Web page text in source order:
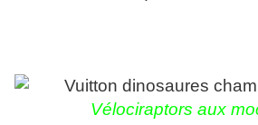
Vélociraptors aux